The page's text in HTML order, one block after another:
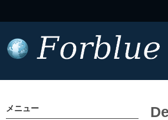
メニュー